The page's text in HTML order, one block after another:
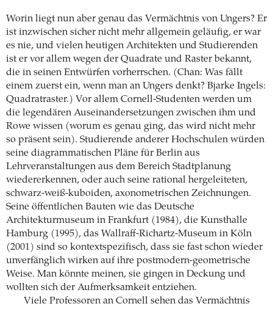
Worin liegt nun aber genau das Vermächtnis von Ungers? Er
ist inzwischen sicher nicht mehr allgemein geläufig, er war
es nie, und vielen heutigen Architekten und Studierenden
ist er vor allem wegen der Quadrate und Raster bekannt,
die in seinen Entwürfen vorherrschen. (Chan: Was fällt
einem zuerst ein, wenn man an Ungers denkt? Bjarke Ingels:
Quadratraster.) Vor allem Cornell-Studenten werden um
die legendären Auseinandersetzungen zwischen ihm und
Rowe wissen (worum es genau ging, das wird nicht mehr
so präsent sein). Studierende anderer Hochschulen würden
seine diagrammatischen Pläne für Berlin aus
Lehrveranstaltungen aus dem Bereich Stadtplanung
wiedererkennen, oder auch seine rational hergeleiteten,
schwarz-weiß-kuboiden, axonometrischen Zeichnungen.
Seine öffentlichen Bauten wie das Deutsche
Architekturmuseum in Frankfurt (1984), die Kunsthalle
Hamburg (1995), das Wallraff-Richartz-Museum in Köln
(2001) sind so kontextspezifisch, dass sie fast schon wieder
unverfänglich wirken auf ihre postmodern-geometrische
Weise. Man könnte meinen, sie gingen in Deckung und
wollten sich der Aufmerksamkeit entziehen.
Viele Professoren an Cornell sehen das Vermächtnis